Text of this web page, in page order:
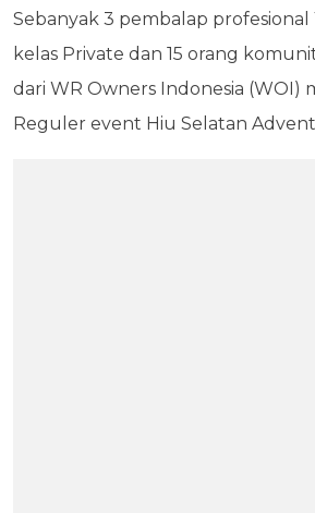
Sebanyak 3 pembalap profesional
kelas Private dan 15 orang
dari WR Owners Indonesia (WOI)
Reguler event Hiu Selatan